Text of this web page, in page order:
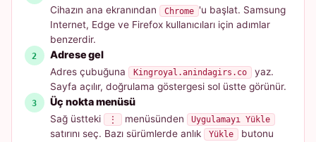
Cihazın ana ekranından Chrome 'u başlat. Samsung
Internet, Edge ve Firefox kullanıcıları için adımlar
benzerdir.
Adrese gel
Adres çubuğuna Kingroyal.anindagirs.co
yaz.
Sayfa açılır, doğrulama göstergesi sol üstte görünür.
Üç nokta menüsü
Sağ üstteki ⋮ menüsünden Uygulamayı Yükle
satırını seç. Bazı sürümlerde anlık Yükle
butonu